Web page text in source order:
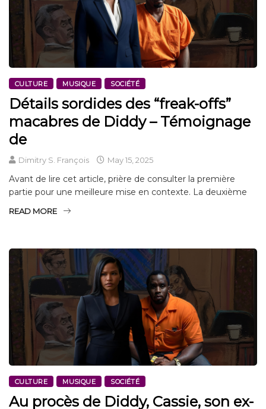
CULTURE MUSIQUE SOCIÉTÉ
Détails sordides des “freak-offs”
macabres de Diddy – Témoignage
de
Dimitry S. François May 15, 2025
Avant de lire cet article, prière de consulter la première
partie pour une meilleure mise en contexte. La deuxième
READ MORE
CULTURE MUSIQUE SOCIÉTÉ
Au procès de Diddy, Cassie, son ex-